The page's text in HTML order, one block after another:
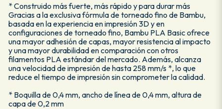
* Construido más fuerte, más rápido y para durar más
Gracias a la exclusiva fórmula de torneado fino de Bambu,
basada en la experiencia en impresión 3D y en
configuraciones de torneado fino, Bambu PLA Basic ofrece
una mayor adhesión de capas, mayor resistencia al impacto
y una mayor durabilidad en comparación con otros
filamentos PLA estándar del mercado. Además, alcanza
una velocidad de impresión de hasta 258 mm/s *, lo que
reduce el tiempo de impresión sin comprometer la calidad.
* Boquilla de 0,4 mm, ancho de línea de 0,4 mm, altura de
capa de 0,2 mm